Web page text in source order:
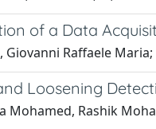
of a Data
Raffaele
Loosening
Mohamed, Rashik